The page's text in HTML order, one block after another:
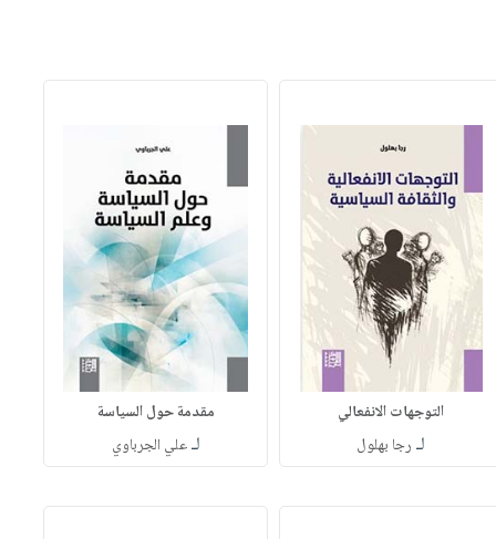
التوجهات الانفعالي
لـ رجا بهلول
مقدمة حول السياسة
لـعلي الجرباوي